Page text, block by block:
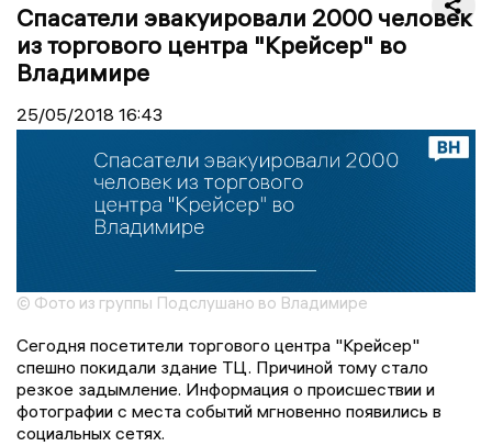
Спасатели эвакуировали 2000 человек
из торгового центра "Крейсер" во
Владимире
25/05/2018 16:43
© Фото из группы Подслушано во Владимире
Сегодня посетители торгового центра "Крейсер"
спешно покидали здание ТЦ. Причиной тому стало
резкое задымление. Информация о происшествии и
фотографии с места событий мгновенно появились в
социальных сетях.